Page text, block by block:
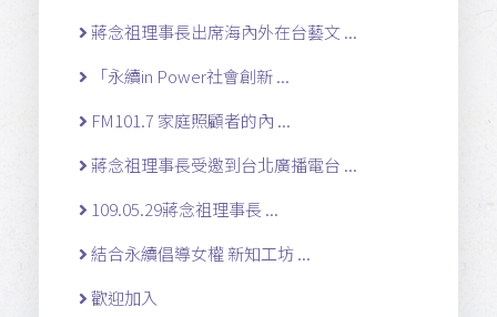
蔣念祖理事長出席海內外在台藝文 ...
「永續in Power社會創新 ...
FM101.7 家庭照顧者的內 ...
蔣念祖理事長受邀到台北廣播電台 ...
109.05.29蔣念祖理事長 ...
結合永續倡導女權 新知工坊 ...
歡迎加入